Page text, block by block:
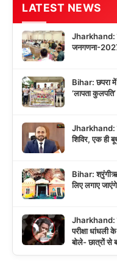
LATEST NEWS
Jharkhand:
जनगणना-
Bihar: छपरा में
‘लापता
Jharkhand:
शिविर, एक ही
Bihar:
लिए लगाए
Jharkhand:
परीक्षा
बोले- छात्रों से